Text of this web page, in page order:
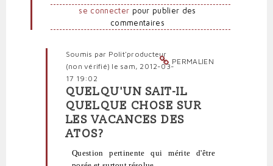
(non
se connecter pour publier des
commentaires
PERMALIEN
Soumis par Polit'producteur
(non vérifié) le sam, 2012-03-
17 19:02
En
réponse
à
Et
QUELQU'UN SAIT-IL
QUELQUE CHOSE SUR
LES VACANCES DES
ATOS?
Question pertinente qui mérite d'être